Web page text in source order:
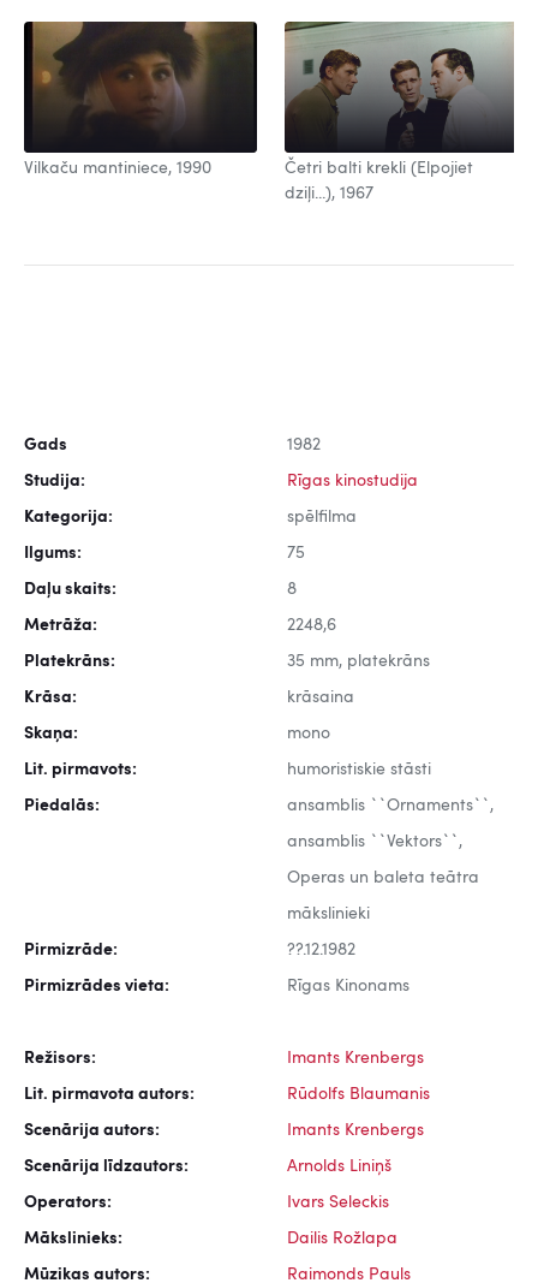
Vilkaču mantiniece, 1990
Četri balti krekli (Elpojiet
dziļi...), 1967
Gads 1982
Studija: Rīgas kinostudija
Kategorija: spēlfilma
Ilgums: 75
Daļu skaits: 8
Metrāža: 2248,6
Platekrāns: 35 mm, platekrāns
Krāsa: krāsaina
Skaņa: mono
Lit. pirmavots: humoristiskie stāsti
Piedalās: ansamblis ``Ornaments``,
ansamblis ``Vektors``,
Operas un baleta teātra
mākslinieki
Pirmizrāde: ??.12.1982
Pirmizrādes vieta: Rīgas Kinonams
Režisors: Imants Krenbergs
Lit. pirmavota autors: Rūdolfs Blaumanis
Scenārija autors: Imants Krenbergs
Scenārija līdzautors: Arnolds Liniņš
Operators: Ivars Seleckis
Mākslinieks: Dailis Rožlapa
Mūzikas autors: Raimonds Pauls